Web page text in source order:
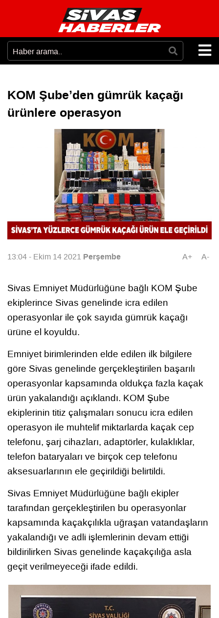
KOM Şube’den gümrük kaçağı
ürünlere operasyon
13:04 - Ekim 14 2021 Perşembe A+ A-
Sivas Emniyet Müdürlüğüne bağlı KOM Şube
ekiplerince Sivas genelinde icra edilen
operasyonlar ile çok sayıda gümrük kaçağı
ürüne el koyuldu.
Emniyet birimlerinden elde edilen ilk bilgilere
göre Sivas genelinde gerçekleştirilen başarılı
operasyonlar kapsamında oldukça fazla kaçak
ürün yakalandığı açıklandı. KOM Şube
ekiplerinin titiz çalışmaları sonucu icra edilen
operasyon ile muhtelif miktarlarda kaçak cep
telefonu, şarj cihazları, adaptörler, kulaklıklar,
telefon bataryaları ve birçok cep telefonu
aksesuarlarının ele geçirildiği belirtildi.
Sivas Emniyet Müdürlüğüne bağlı ekipler
tarafından gerçekleştirilen bu operasyonlar
kapsamında kaçakçılıkla uğraşan vatandaşların
yakalandığı ve adli işlemlerinin devam ettiği
bildirilirken Sivas genelinde kaçakçılığa asla
geçit verilmeyeceği ifade edildi.